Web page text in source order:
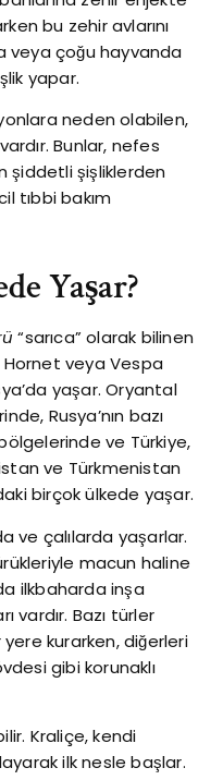
bu zehir avlarını
veya çoğu hayvanda
yapar.
neden olabilen,
Bunlar, nefes
şiddetli şişliklerden
tıbbi bakım
Yaşar?
“sarıca” olarak bilinen
Hornet veya Vespa
yaşar. Oryantal
Rusya’nın bazı
ve Türkiye,
ve Türkmenistan
birçok ülkede yaşar.
ve çalılarda yaşarlar.
macun haline
ilkbaharda inşa
vardır. Bazı türler
kurarken, diğerleri
gibi korunaklı
Kraliçe, kendi
ilk nesle başlar.